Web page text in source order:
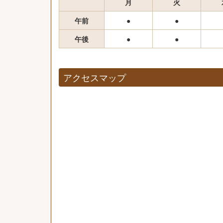
月 火
午前
● ●
午後
● ●
アクセスマップ